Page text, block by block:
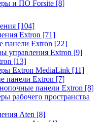
и ПО Forsite [8]
[104]
Extron [71]
панели Extron [22]
управления Extron [9]
[13]
Extron MediaLink [11]
панели Extron [7]
панели Extron [8]
рабочего пространства
Aten [8]